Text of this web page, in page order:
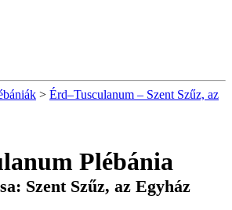
> Érd–Tusculanum – Szent Szűz, az
Plébánia
Szent Szűz, az Egyház